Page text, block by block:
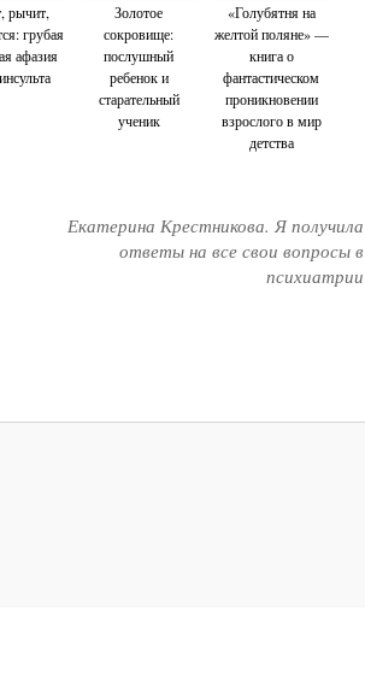
рычит,
грубая
афазия
Золотое
сокровище:
послушный
ребенок и
старательный
ученик
«Голубятня на
желтой поляне» —
книга о
фантастическом
проникновении
взрослого в мир
детства
Екатерина Крестникова. Я получила
ответы на все свои вопросы в
психиатрии